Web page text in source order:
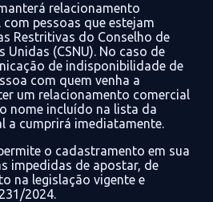
relacionamento
com pessoas que estejam
Restritivas do Conselho de
Unidas (CSNU). No caso de
de indisponibilidade de
com quem venha a
um relacionamento comercial
o nome incluído na lista da
a cumprirá imediatamente.
o cadastramento em sua
impedidas de apostar, de
na legislação vigente e
2024.